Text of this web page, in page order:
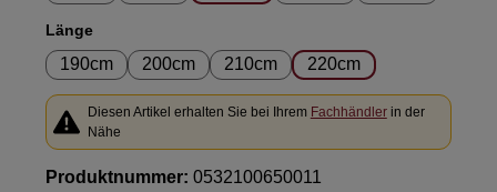
Längeauswählen
190cm 200cm 210cm 220cm
Diesen Artikel erhalten Sie bei Ihrem Fachhändlerin der
Nähe
Produktnummer: 0532100650011